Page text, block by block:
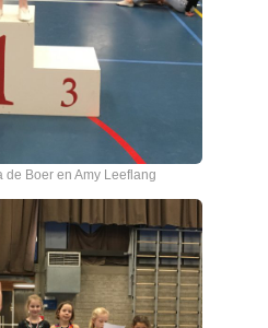
Boer en Amy Leeflang